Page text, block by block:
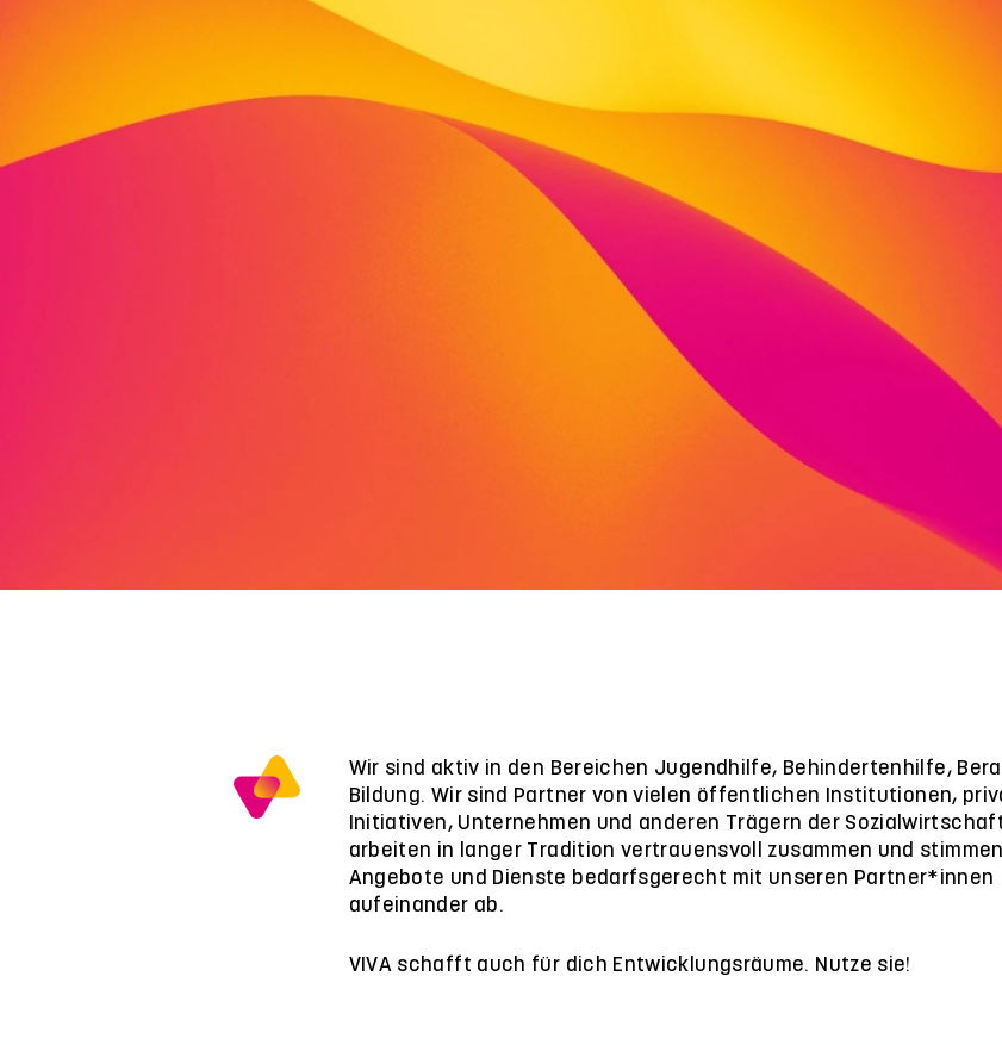
Niedervellmarer Straße 41A
34127 Kassel
fon: 0561 8250 2820
anni-catherine.stange@viva-kita.de
Wir sind aktiv in den Bereichen Jugendhilfe, Behindertenhilfe,
Bildung. Wir sind Partner von vielen öffentlichen Institutionen,
Initiativen, Unternehmen und anderen Trägern der
arbeiten in langer Tradition vertrauensvoll zusammen und
Angebote und Dienste bedarfsgerecht mit unseren Partner*innen
aufeinander ab.
VIVA schafft auch für dich Entwicklungsräume. Nutze sie!